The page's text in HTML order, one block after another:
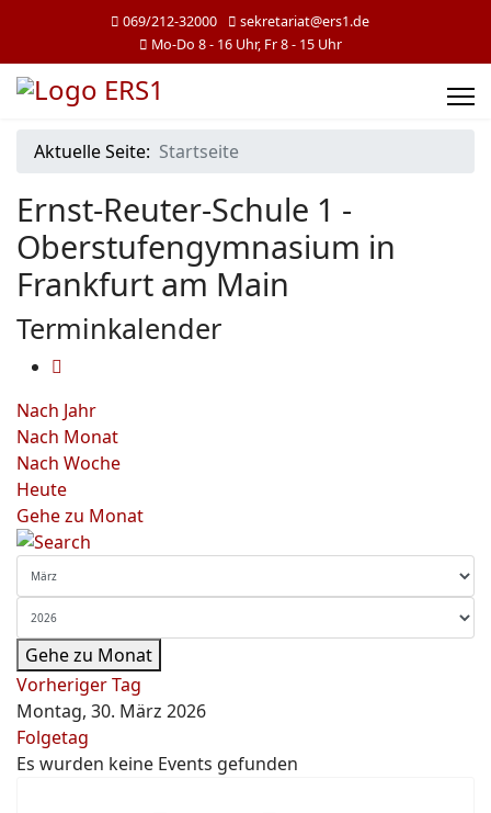
069/212-32000
sekretariat@ers1.de
Mo-Do 8 - 16 Uhr, Fr 8 - 15 Uhr
Aktuelle Seite: Startseite
Ernst-Reuter-Schule 1 -
Oberstufengymnasium in
Frankfurt am Main
Terminkalender
Nach Jahr
Nach Monat
Nach Woche
Heute
Gehe zu Monat
Gehe zu Monat
Vorheriger Tag
Montag, 30. März 2026
Folgetag
Es wurden keine Events gefunden